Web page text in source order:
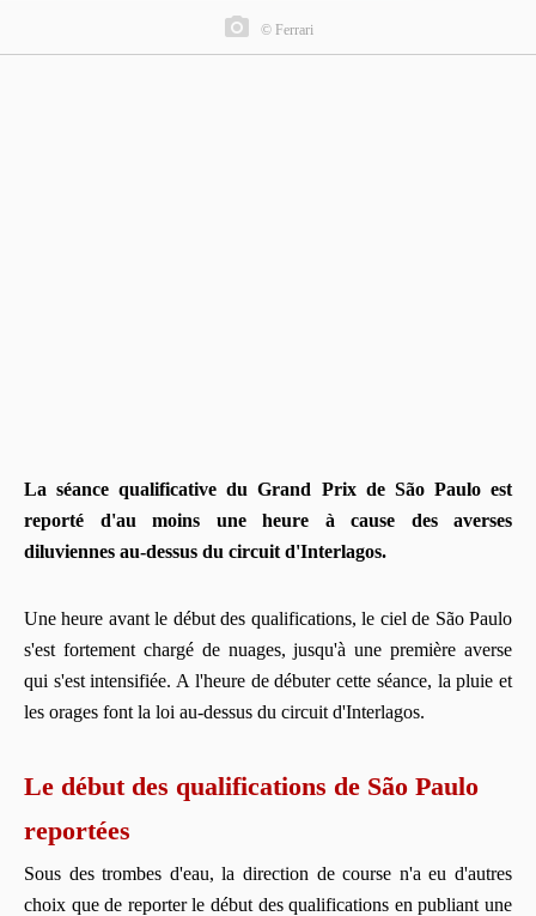
© Ferrari
La séance qualificative du Grand Prix de São Paulo est
reporté d'au moins une heure à cause des averses
diluviennes au-dessus du circuit d'Interlagos.
Une heure avant le début des qualifications, le ciel de São Paulo
s'est fortement chargé de nuages, jusqu'à une première averse
qui s'est intensifiée. A l'heure de débuter cette séance, la pluie et
les orages font la loi au-dessus du circuit d'Interlagos.
Le début des qualifications de São Paulo
reportées
Sous des trombes d'eau, la direction de course n'a eu d'autres
choix que de reporter le début des qualifications en publiant une